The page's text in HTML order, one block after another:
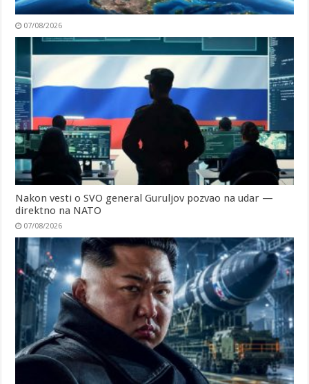
07/08/2026
Nakon vesti o SVO general Guruljov pozvao na udar —
direktno na NATO
07/08/2026